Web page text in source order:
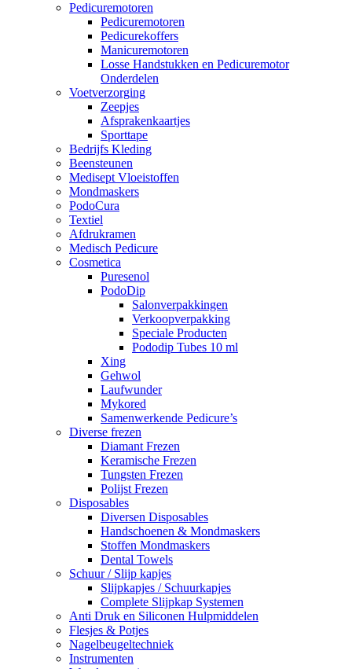
Pedicuremotoren
Pedicuremotoren
Pedicurekoffers
Manicuremotoren
Losse Handstukken en Pedicuremotor
Onderdelen
Voetverzorging
Zeepjes
Afsprakenkaartjes
Sporttape
Bedrijfs Kleding
Beensteunen
Medisept Vloeistoffen
Mondmaskers
PodoCura
Textiel
Afdrukramen
Medisch Pedicure
Cosmetica
Puresenol
PodoDip
Salonverpakkingen
Verkoopverpakking
Speciale Producten
Pododip Tubes 10 ml
Xing
Gehwol
Laufwunder
Mykored
Samenwerkende Pedicure’s
Diverse frezen
Diamant Frezen
Keramische Frezen
Tungsten Frezen
Polijst Frezen
Disposables
Diversen Disposables
Handschoenen & Mondmaskers
Stoffen Mondmaskers
Dental Towels
Schuur / Slijp kapjes
Slijpkapjes / Schuurkapjes
Complete Slijpkap Systemen
Anti Druk en Siliconen Hulpmiddelen
Flesjes & Potjes
Nagelbeugeltechniek
Instrumenten